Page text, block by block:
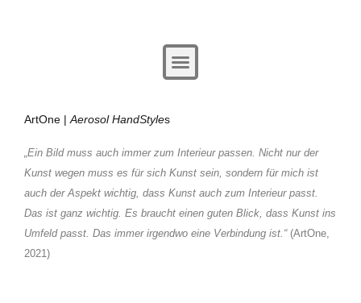
ArtOne | Aerosol HandStyles
„Ein Bild muss auch immer zum Interieur passen. Nicht nur der
Kunst wegen muss es für sich Kunst sein, sondern für mich ist
auch der Aspekt wichtig, dass Kunst auch zum Interieur passt.
Das ist ganz wichtig. Es braucht einen guten Blick, dass Kunst ins
Umfeld passt. Das immer irgendwo eine Verbindung ist.“(ArtOne,
2021)